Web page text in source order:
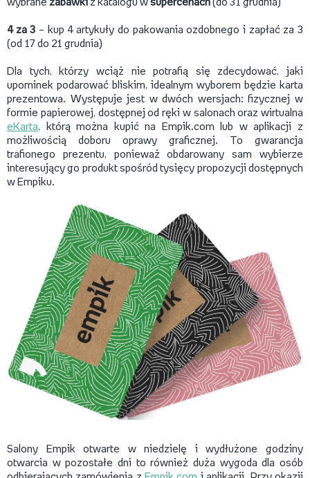
wybrane zabawki z katalogu w supercenach (do 31 grudnia)
4 za 3 – kup 4 artykuły do pakowania ozdobnego i zapłać za 3
(od 17 do 21 grudnia)
Dla tych, którzy wciąż nie potrafią się zdecydować, jaki
upominek podarować bliskim, idealnym wyborem będzie karta
prezentowa. Występuje jest w dwóch wersjach: fizycznej w
formie papierowej, dostępnej od ręki w salonach oraz wirtualna
eKarta, którą można kupić na Empik.com lub w aplikacji z
możliwością doboru oprawy graficznej. To gwarancja
trafionego prezentu, ponieważ obdarowany sam wybierze
interesujący go produkt spośród tysięcy propozycji dostępnych
w Empiku.
Salony Empik otwarte w niedzielę i wydłużone godziny
otwarcia w pozostałe dni to również duża wygoda dla osób